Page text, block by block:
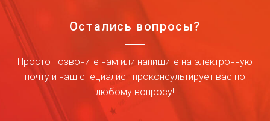
Остались вопросы?
Просто позвоните нам или напишите на электронную
почту и наш специалист проконсультирует вас по
любому вопросу!